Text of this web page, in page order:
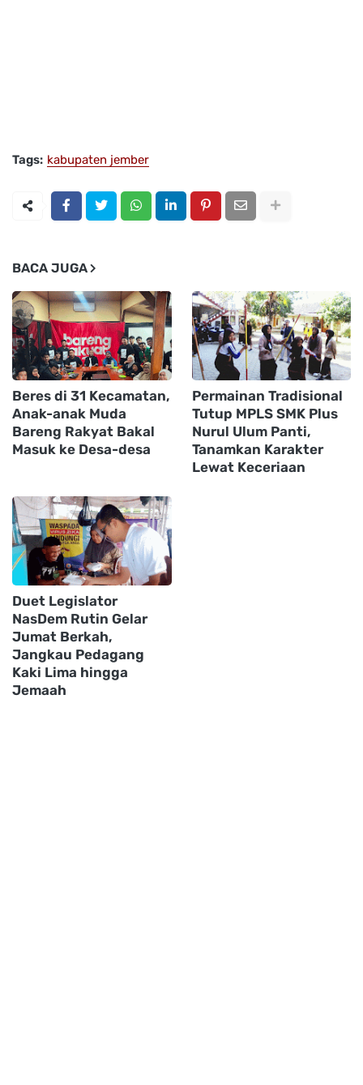
Tags: kabupaten jember
BACA JUGA
Beres di 31 Kecamatan,
Anak-anak Muda
Bareng Rakyat Bakal
Masuk ke Desa-desa
Permainan Tradisional
Tutup MPLS SMK Plus
Nurul Ulum Panti,
Tanamkan Karakter
Lewat Keceriaan
Duet Legislator
NasDem Rutin Gelar
Jumat Berkah,
Jangkau Pedagang
Kaki Lima hingga
Jemaah